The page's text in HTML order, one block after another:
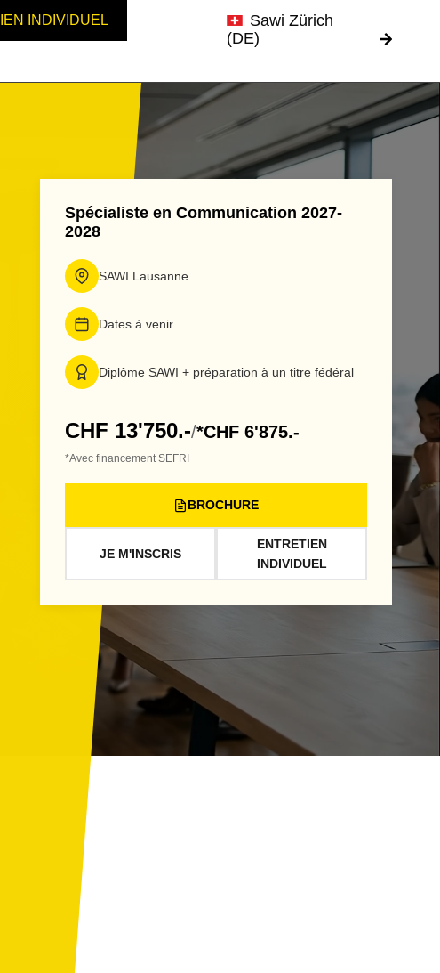
INDIVIDUEL
Sawi Zürich
(DE)
Spécialiste en Communication 2027-
2028
SAWI Lausanne
Dates à venir
Diplôme SAWI + préparation à un titre fédéral
CHF 13'750.-/*CHF 6'875.-
*Avec financement SEFRI
BROCHURE
JE M'INSCRIS
ENTRETIEN
INDIVIDUEL